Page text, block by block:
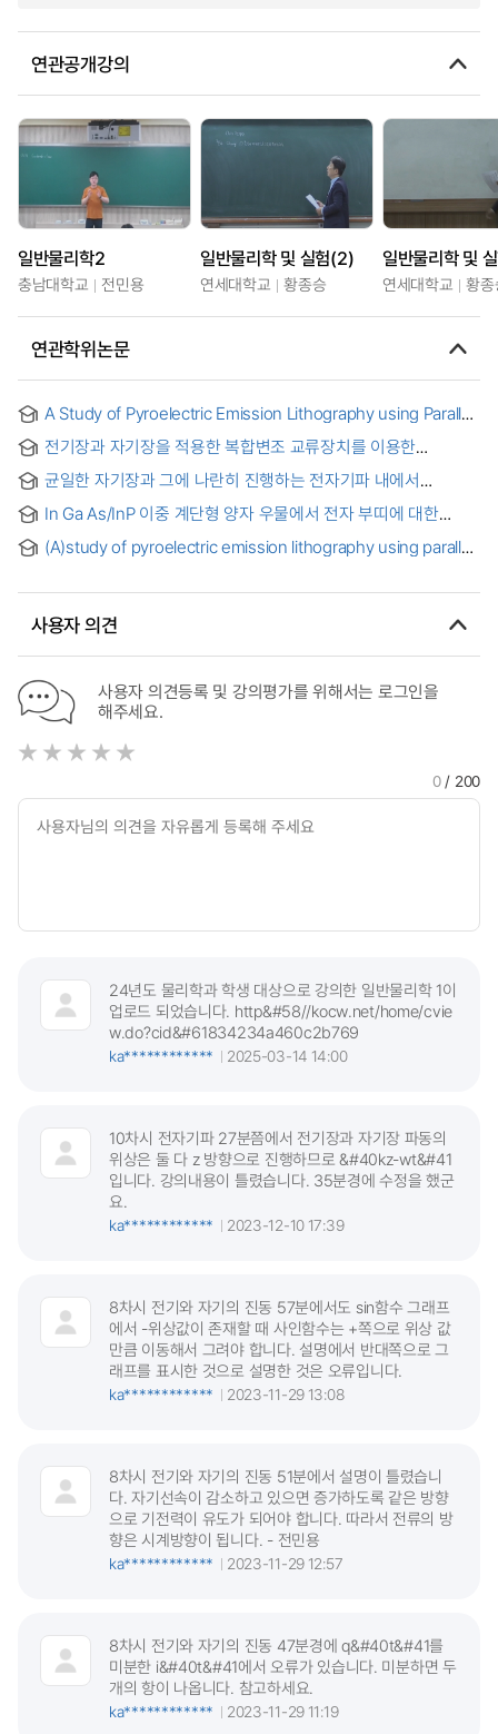
연관공개강의
일반물리학2
충남대학교 전민용
일반물리학 및 실험(2)
연세대학교 황종승
일반물리학 및
연세대학교 황
연관학위논문
A Study of Pyroelectric Emission Lithography using Parallel
자기장 포커싱을 이용한 초전 전자 방출 리소그라피에 관한 연구
전기장과 자기장을 적용한 복합변조 교류장치를 이용한
균일한 자기장과 그에 나란히 진행하는 전자기파 내에서
In Ga As/InP 이중 계단형 양자 우물에서 전자 부띠에 대한
(A)study of pyroelectric emission lithography using parallel
사용자 의견
사용자 의견등록 및 강의평가를 위해서는 로그인을
해주세요.
0/ 200
24년도 물리학과 학생 대상으로 강의한 일반물리학 1이
업로드 되었습니다. http&#58//kocw.net/home/cvie
w.do?cid&#61834234a460c2b769
ka************
2025-03-14 14:00
10차시 전자기파 27분쯤에서 전기장과 자기장 파동의
위상은 둘 다 z 방향으로 진행하므로 &#40kz-wt&#41
입니다. 강의내용이 틀렸습니다. 35분경에 수정을 했군
요.
ka************
2023-12-10 17:39
8차시 전기와 자기의 진동 57분에서도 sin함수 그래프
에서 -위상값이 존재할 때 사인함수는 +쪽으로 위상 값
만큼 이동해서 그려야 합니다. 설명에서 반대쪽으로 그
래프를 표시한 것으로 설명한 것은 오류입니다.
ka************
2023-11-29 13:08
8차시 전기와 자기의 진동 51분에서 설명이 틀렸습니
다. 자기선속이 감소하고 있으면 증가하도록 같은 방향
으로 기전력이 유도가 되어야 합니다. 따라서 전류의 방
향은 시계방향이 됩니다. - 전민용
ka************
2023-11-29 12:57
8차시 전기와 자기의 진동 47분경에 q&#40t&#41를
미분한 i&#40t&#41에서 오류가 있습니다. 미분하면 두
개의 항이 나옵니다. 참고하세요.
ka************
2023-11-29 11:19